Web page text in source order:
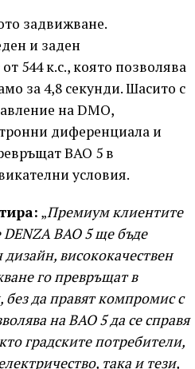
задвижване.
и заден
544 к.с., която позволява
за 4,8 секунди. Шасито с
на DMO,
диференциала и
BAO 5 в
условия.
„Премиум клиентите
BAO 5 ще бъде
висококачествен
го превръщат в
без да правят компромис с
на BAO 5 да се справя
градските потребители,
така и тези,